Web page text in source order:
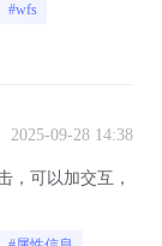
#wfs
2025-09-28 14:38
，可以加交互，